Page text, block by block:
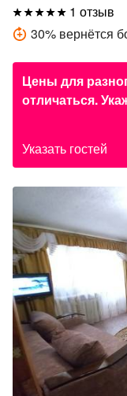
1 отзыв
30% вернётся
Цены для
отличаться.
Указать гостей